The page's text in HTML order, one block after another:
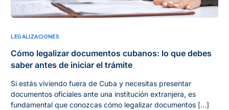
LEGALIZACIONES
Cómo legalizar documentos cubanos: lo que debes
saber antes de iniciar el trámite
Si estás viviendo fuera de Cuba y necesitas presentar
documentos oficiales ante una institución extranjera, es
fundamental que conozcas cómo legalizar documentos […]